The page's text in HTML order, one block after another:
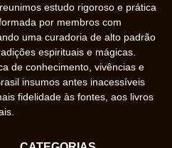
estudo rigoroso e prática
por membros com
uma curadoria de alto padrão
espirituais e mágicas.
de conhecimento, vivências e
insumos antes inacessíveis
fidelidade às fontes, aos livros